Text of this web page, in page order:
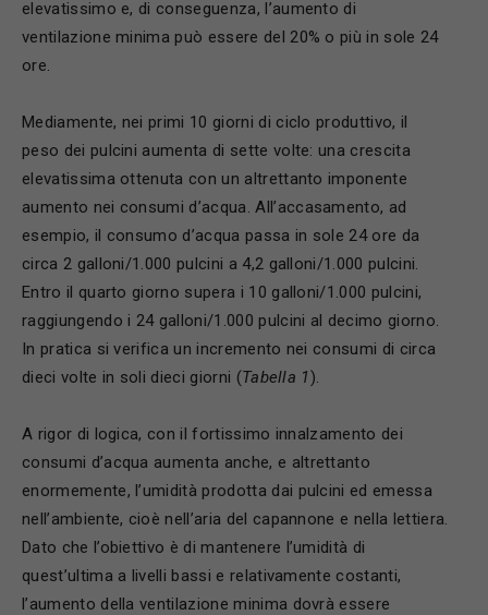
elevatissimo e, di conseguenza, l’aumento di
ventilazione minima può essere del 20% o più in sole 24
ore.
Mediamente, nei primi 10 giorni di ciclo produttivo, il
peso dei pulcini aumenta di sette volte: una crescita
elevatissima ottenuta con un altrettanto imponente
aumento nei consumi d’acqua. All’accasamento, ad
esempio, il consumo d’acqua passa in sole 24 ore da
circa 2 galloni/1.000 pulcini a 4,2 galloni/1.000 pulcini.
Entro il quarto giorno supera i 10 galloni/1.000 pulcini,
raggiungendo i 24 galloni/1.000 pulcini al decimo giorno.
In pratica si verifica un incremento nei consumi di circa
dieci volte in soli dieci giorni (Tabella 1).
A rigor di logica, con il fortissimo innalzamento dei
consumi d’acqua aumenta anche, e altrettanto
enormemente, l’umidità prodotta dai pulcini ed emessa
nell’ambiente, cioè nell’aria del capannone e nella lettiera.
Dato che l’obiettivo è di mantenere l’umidità di
quest’ultima a livelli bassi e relativamente costanti,
l’aumento della ventilazione minima dovrà essere